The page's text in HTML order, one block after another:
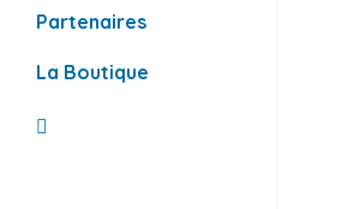
Partenaires
La Boutique